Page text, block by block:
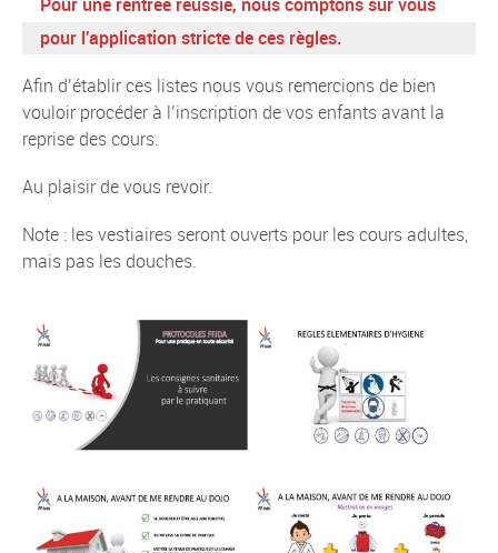
pour l'application stricte de ces règles.
Afin d’établir ces listes nous vous remercions de bien
vouloir procéder à l’inscription de vos enfants avant la
reprise des cours.
Au plaisir de vous revoir.
Note : les vestiaires seront ouverts pour les cours adultes,
mais pas les douches.